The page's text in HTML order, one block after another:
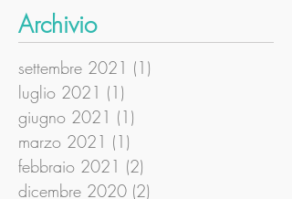
Archivio
settembre 2021 (1)
luglio 2021 (1)
giugno 2021 (1)
marzo 2021 (1)
febbraio 2021 (2)
dicembre 2020 (2)